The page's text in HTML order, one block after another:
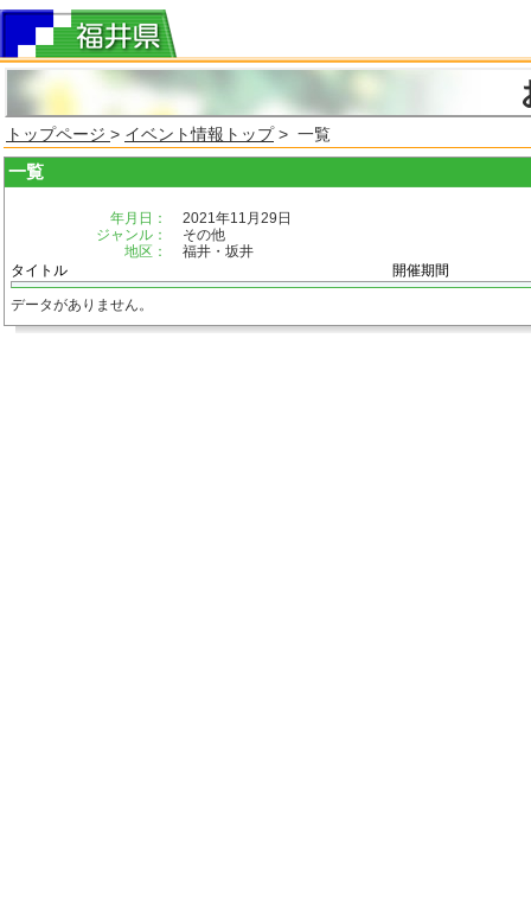
トップページ > イベント情報トップ> 一覧
一覧
年月日：
2021年11月29日
ジャンル：
その他
地区：
福井・坂井
タイトル
開催期間
データがありません。